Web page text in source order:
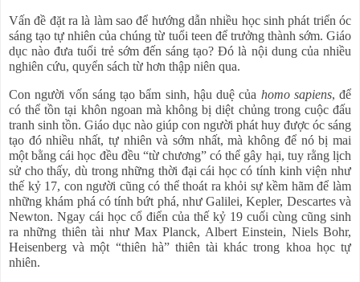
Vấn đề đặt ra là làm sao để hướng dẫn nhiều học sinh phát triển óc
sáng tạo tự nhiên của chúng từ tuổi teen để trưởng thành sớm. Giáo
dục nào đưa tuổi trẻ sớm đến sáng tạo? Đó là nội dung của nhiều
nghiên cứu, quyển sách từ hơn thập niên qua.
Con người vốn sáng tạo bẩm sinh, hậu duệ của homo sapiens, để
có thể tồn tại khôn ngoan mà không bị diệt chủng trong cuộc đấu
tranh sinh tồn. Giáo dục nào giúp con người phát huy được óc sáng
tạo đó nhiều nhất, tự nhiên và sớm nhất, mà không để nó bị mai
một bằng cái học đều đều “từ chương” có thể gây hại, tuy rằng lịch
sử cho thấy, dù trong những thời đại cái học có tính kinh viện như
thế kỷ 17, con người cũng có thể thoát ra khỏi sự kềm hãm để làm
những khám phá có tính bứt phá, như Galilei, Kepler, Descartes và
Newton. Ngay cái học cổ điển của thế kỷ 19 cuối cùng cũng sinh
ra những thiên tài như Max Planck, Albert Einstein, Niels Bohr,
Heisenberg và một “thiên hà” thiên tài khác trong khoa học tự
nhiên.